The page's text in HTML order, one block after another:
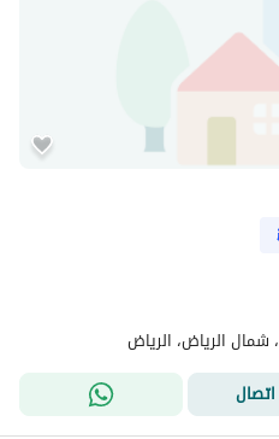
الرياض، الرياض
اتصال